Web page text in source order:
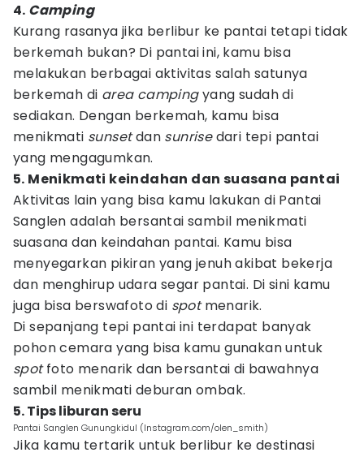
4. Camping
Kurang rasanya jika berlibur ke pantai tetapi tidak
berkemah bukan? Di pantai ini, kamu bisa
melakukan berbagai aktivitas salah satunya
berkemah di area campingyang sudah di
sediakan. Dengan berkemah, kamu bisa
menikmati sunsetdan sunrisedari tepi pantai
yang mengagumkan.
5. Menikmati keindahan dan suasana pantai
Aktivitas lain yang bisa kamu lakukan di Pantai
Sanglen adalah bersantai sambil menikmati
suasana dan keindahan pantai. Kamu bisa
menyegarkan pikiran yang jenuh akibat bekerja
dan menghirup udara segar pantai. Di sini kamu
juga bisa berswafoto di spotmenarik.
Di sepanjang tepi pantai ini terdapat banyak
pohon cemara yang bisa kamu gunakan untuk
spotfoto menarik dan bersantai di bawahnya
sambil menikmati deburan ombak.
5. Tips liburan seru
Pantai Sanglen Gunungkidul (Instagram.com/olen_smith)
Jika kamu tertarik untuk berlibur ke destinasi